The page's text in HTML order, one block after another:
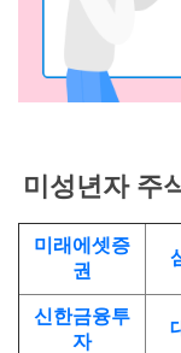
미성년자 주
미래에셋증
권
신한금융투
자